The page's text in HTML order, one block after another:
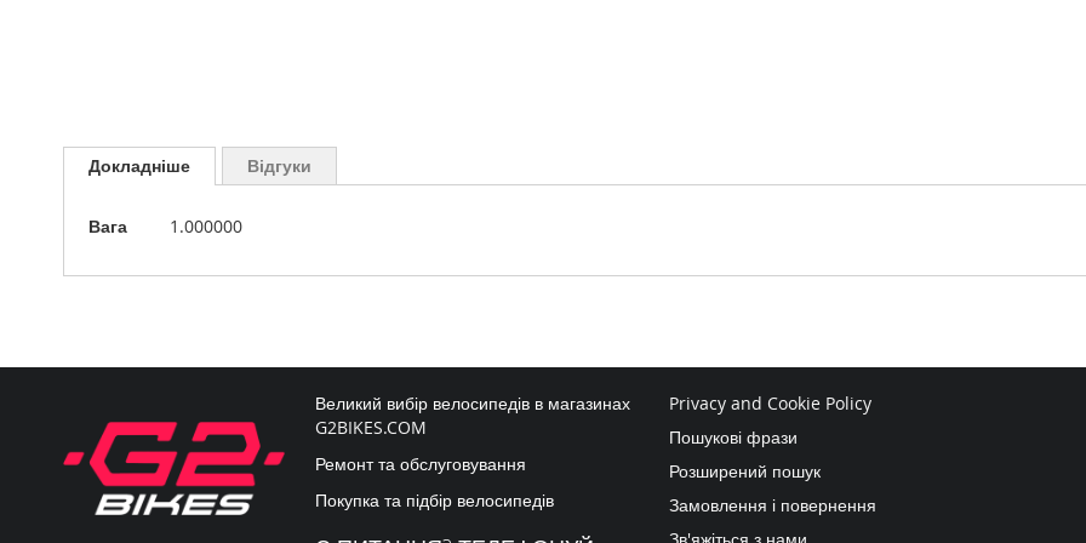
до
початку
зображень
Докладніше
Докладніше
Вага 1.000000
Відгуки
Великий вибір велосипедів в магазинах
G2BIKES.COM
Ремонт та обслуговування
Покупка та підбір велосипедів
Privacy and Cookie Policy
Пошукові фрази
Розширений пошук
Замовлення і повернення